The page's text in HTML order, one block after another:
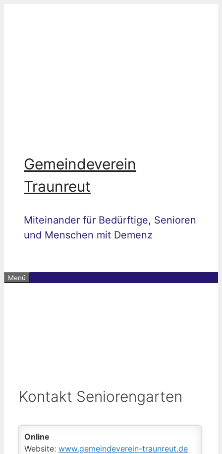
Gemeindeverein
Traunreut
Miteinander für Bedürftige, Senioren
und Menschen mit Demenz
Menü
Kontakt Seniorengarten
Online
Website: www.gemeindeverein-traunreut.de